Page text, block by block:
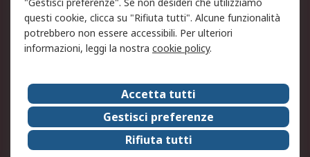
servizio
Etica e responsabilità
Chi Siamo
Chi Siamo
Contattaci
Supporto
ESG
Carriere
RS Group
Press Centre
Discovery: il Blog di RS
questi cookie, clicca su "Rifiuta tutti". Alcune funzionalità
potrebbero non essere accessibili. Per ulteriori
informazioni, leggi la nostra cookie policy.
Accetta tutti
Gestisci preferenze
Rifiuta tutti